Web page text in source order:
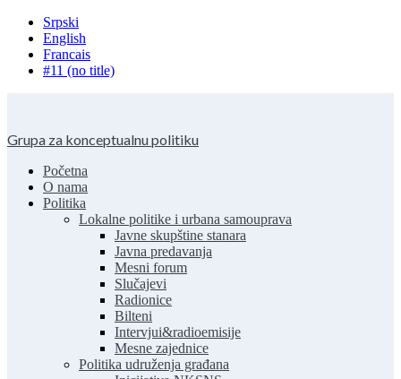
Srpski
English
Francais
#11 (no title)
Grupa za konceptualnu politiku
Početna
O nama
Politika
Lokalne politike i urbana samouprava
Javne skupštine stanara
Javna predavanja
Mesni forum
Slučajevi
Radionice
Bilteni
Intervjui&radioemisije
Mesne zajednice
Politika udruženja građana